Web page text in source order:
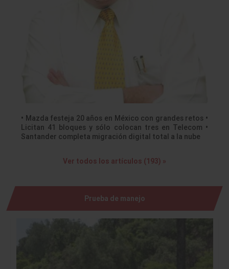
• Mazda festeja 20 años en México con grandes retos •
Licitan 41 bloques y sólo colocan tres en Telecom •
Santander completa migración digital total a la nube
Ver todos los artículos (193) »
Prueba de manejo